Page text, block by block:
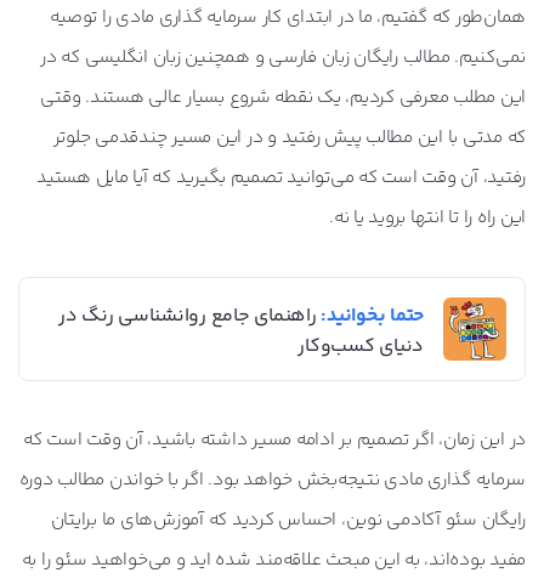
همان‌طور که گفتیم، ما در ابتدای کار سرمایه گذاری مادی را توصیه
نمی‌کنیم. مطالب رایگان زبان فارسی و همچنین زبان انگلیسی که در
این مطلب معرفی کردیم، یک نقطه شروع بسیار عالی هستند. وقتی
که مدتی با این مطالب پیش رفتید و در این مسیر چندقدمی جلوتر
رفتید، آن وقت است که می‌توانید تصمیم بگیرید که آیا مایل هستید
این راه را تا انتها بروید یا نه.
حتما بخوانید: راهنمای جامع روانشناسی رنگ در
دنیای کسب‌وکار
در این زمان، اگر تصمیم بر ادامه مسیر داشته باشید، آن وقت است که
سرمایه گذاری مادی نتیجه‌بخش خواهد بود. اگر با خواندن مطالب دوره
رایگان سئو آکادمی نوین، احساس کردید که آموزش‌های ما برایتان
مفید بوده‌اند، به این مبحث علاقه‌مند شده اید و می‌خواهید سئو را به